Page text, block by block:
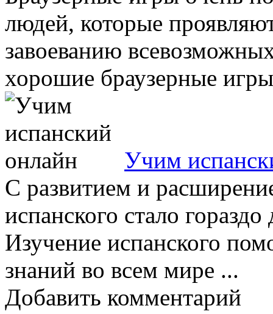
людей, которые
завоеванию
хорошие браузерные
Учим
С развитием и
испанского стало
Изучение испанского
знаний во всем мире ...
Добавить комментарий